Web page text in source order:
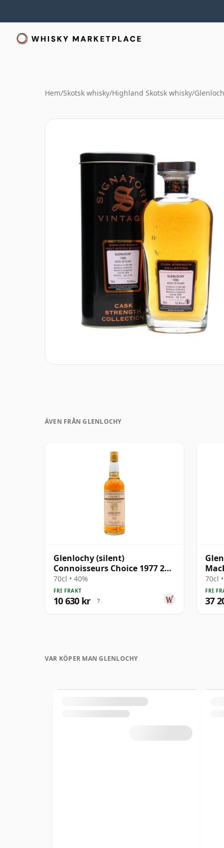
Hem/Skotsk whisky/Highland Skotsk whisky/
ÄVEN FRÅN GLENLOCHY
Glenlochy (silent)
Connoisseurs Choice 1977 20
år gammal
70cl • 40%
FRI FRAKT
10 630 kr ?
70cl
FRI
37
VAR KÖPER MAN GLENLOCHY